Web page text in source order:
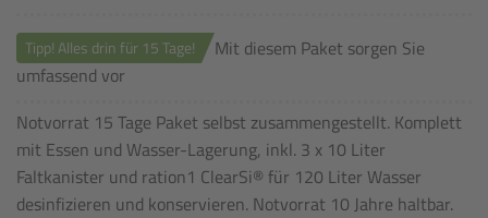
Tipp! Alles drin für 15 Tage!
Mit diesem Paket sorgen Sie
umfassend vor
Notvorrat 15 Tage Paket selbst zusammengestellt. Komplett
mit Essen und Wasser-Lagerung, inkl. 3 x 10 Liter
Faltkanister und ration1 ClearSi® für 120 Liter Wasser
desinfizieren und konservieren. Notvorrat 10 Jahre haltbar.